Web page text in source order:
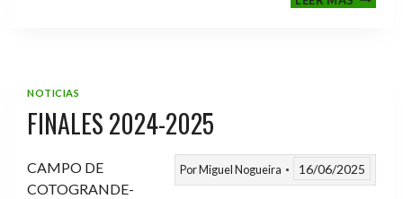
NOTICIAS
FINALES 2024-2025
PorMiguel Nogueira 16/06/2025
CAMPO DE
COTOGRANDE-